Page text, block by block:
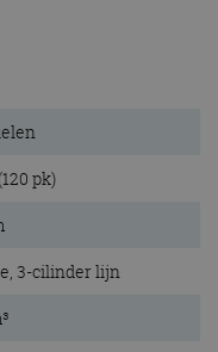
pk)
3-cilinder lijn